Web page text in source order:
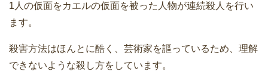
1人の仮面をカエルの仮面を被った人物が連続殺人を行い
ます。
殺害方法はほんとに酷く、芸術家を謳っているため、理解
できないような殺し方をしています。